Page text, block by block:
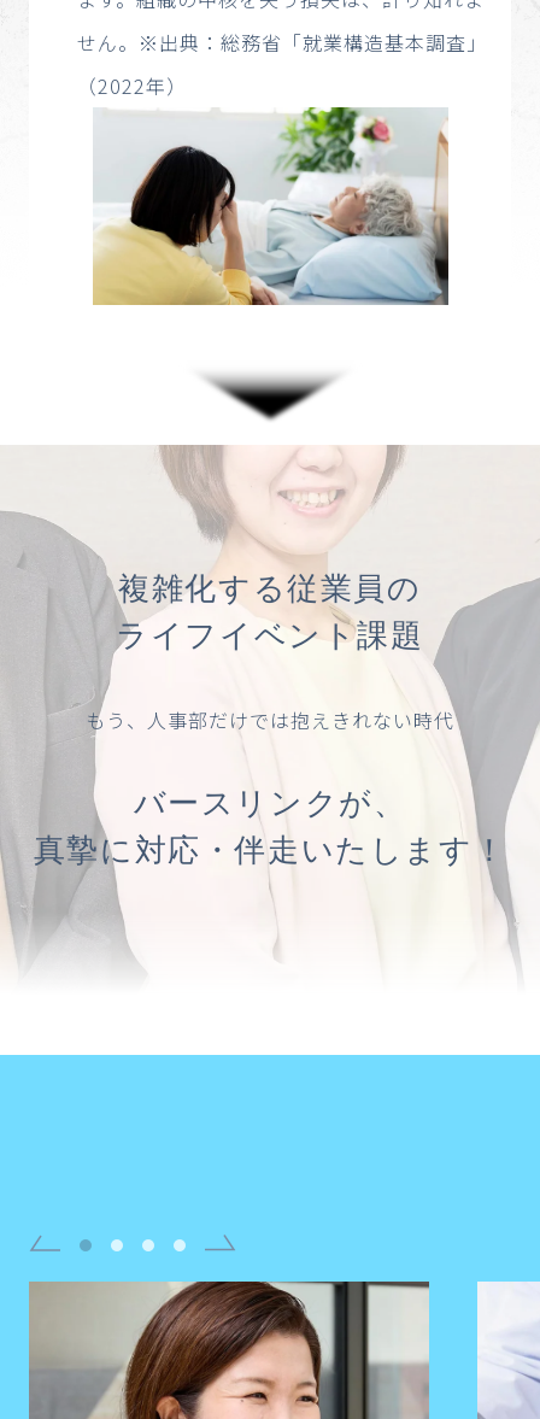
せん。※出典：総務省「就業構造基本調査」
（2022年）
複雑化する従業員の
ライフイベント課題
もう、人事部だけでは抱えきれない時代
バースリンクが、
真摯に対応・伴走いたします！